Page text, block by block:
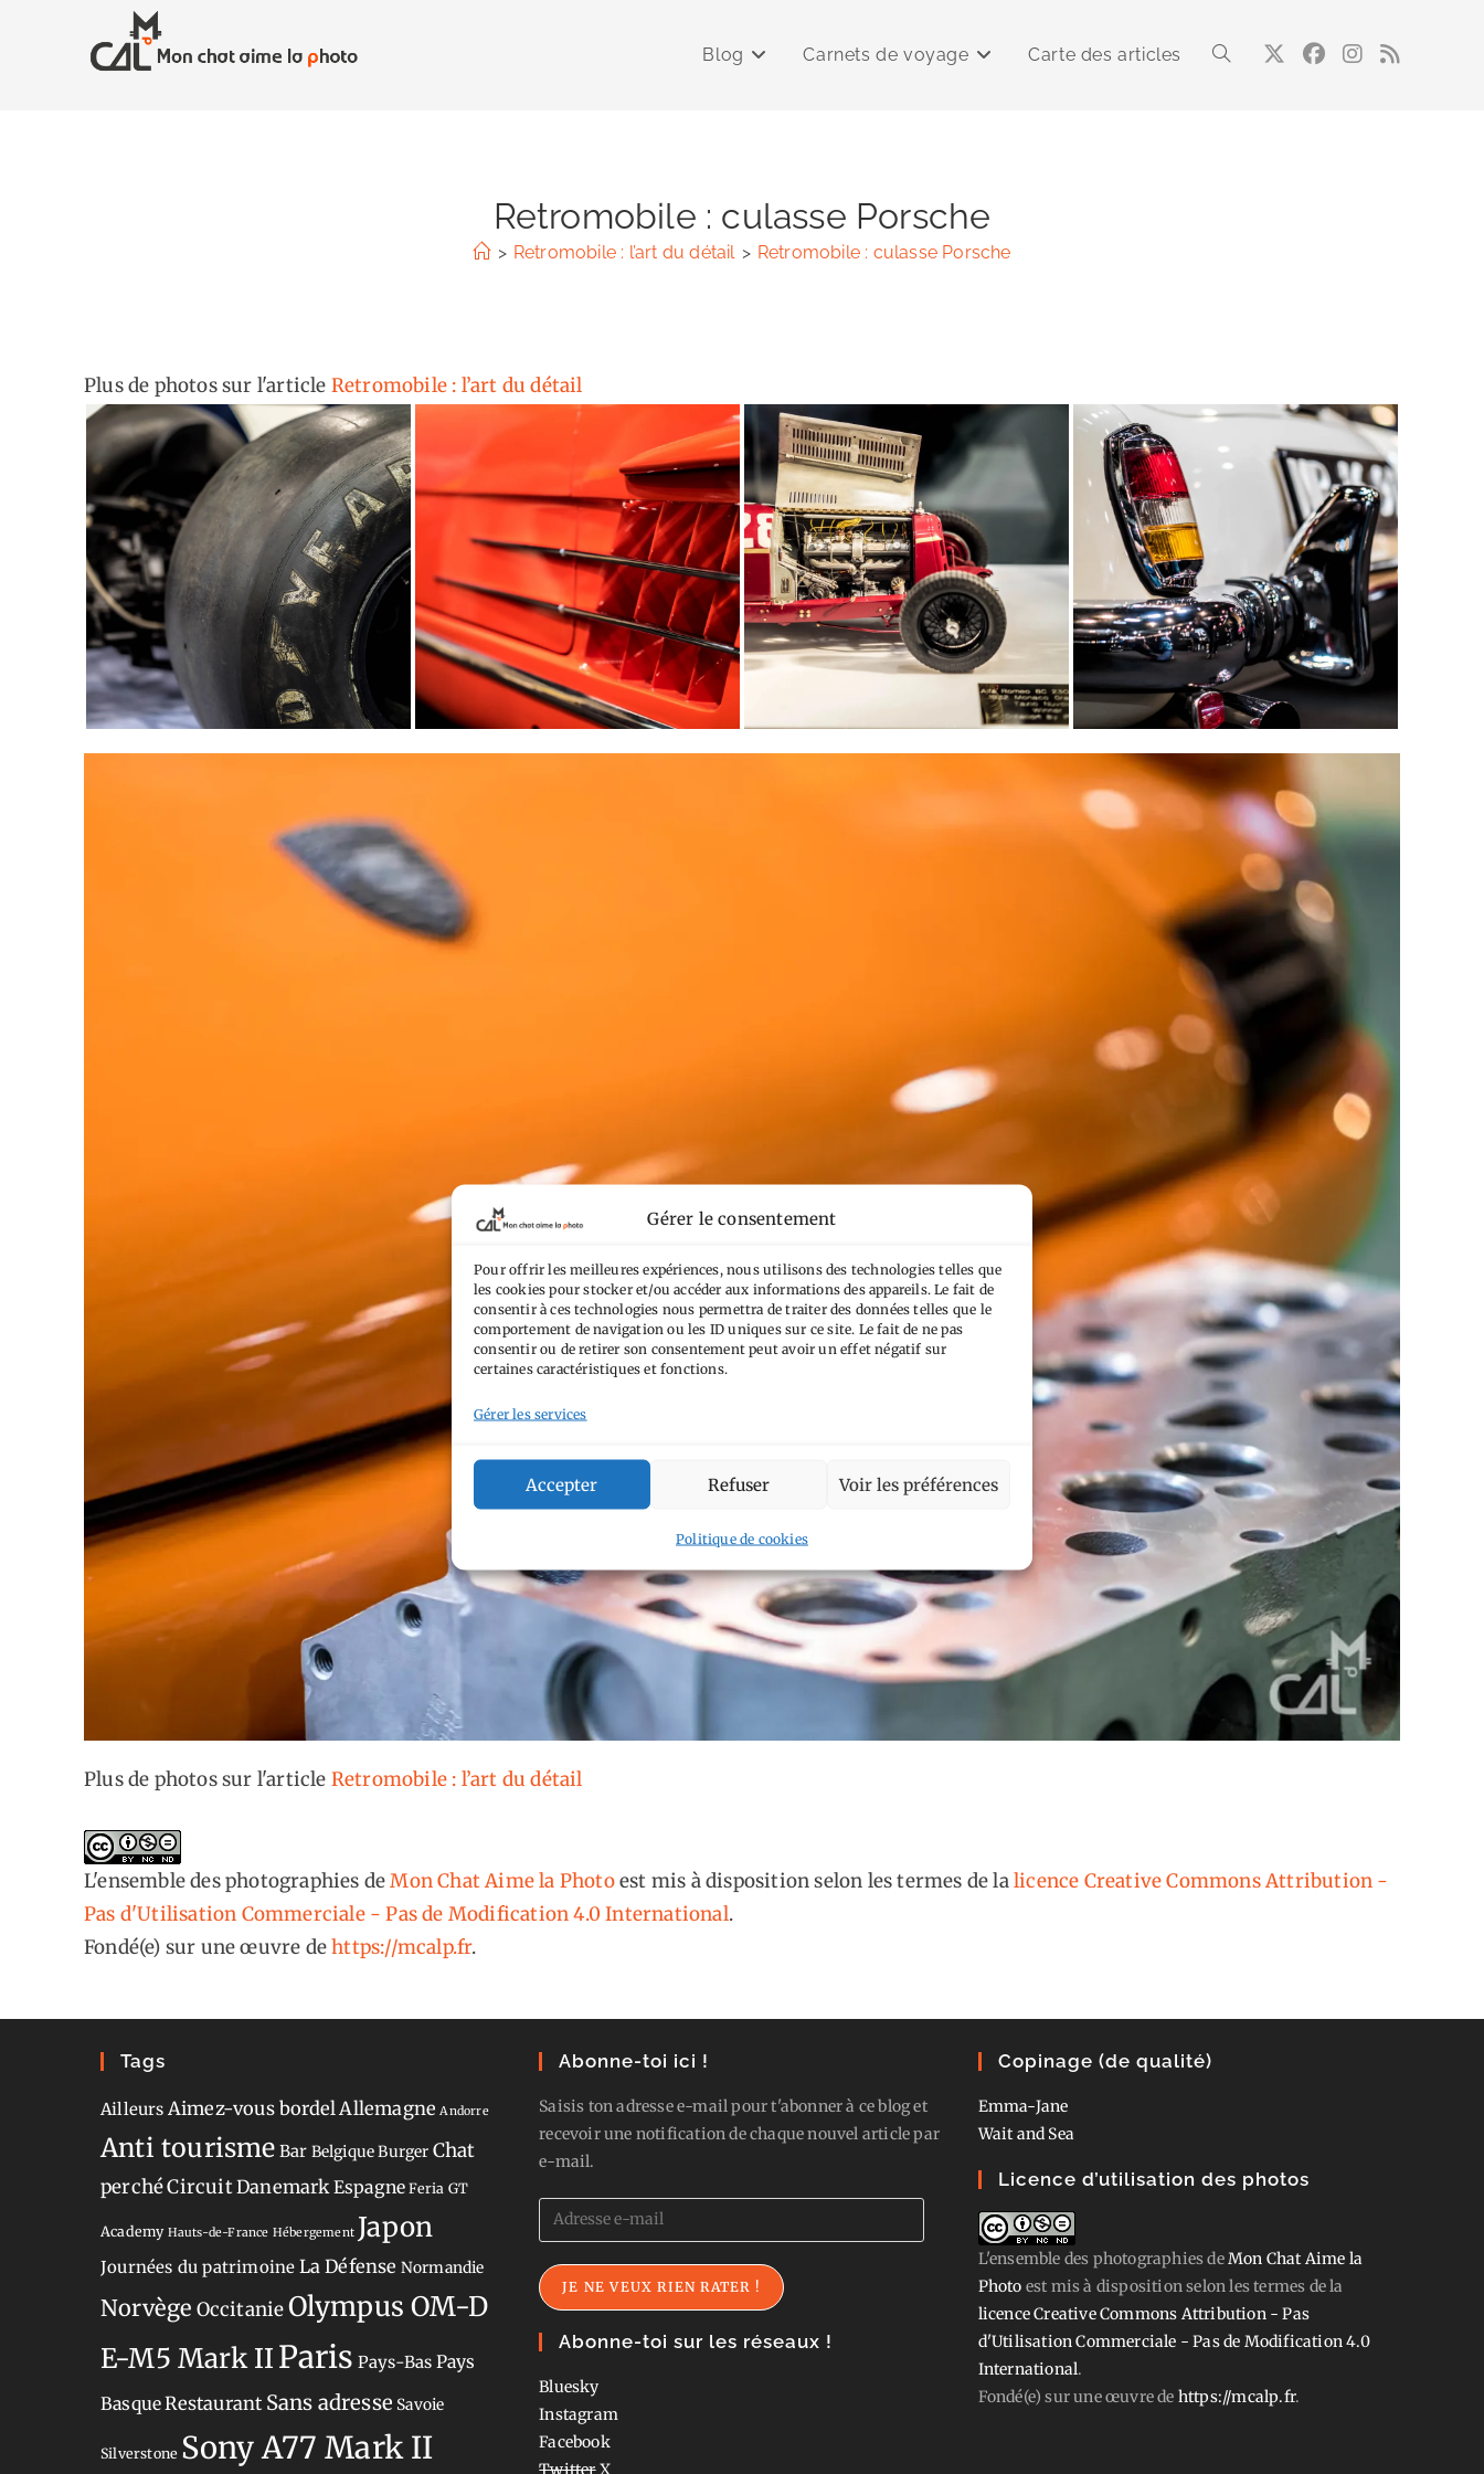
Gérer le consentement
Pour offrir les meilleures expériences, nous utilisons des technologies telles que
les cookies pour stocker et/ou accéder aux informations des appareils. Le fait de
consentir à ces technologies nous permettra de traiter des données telles que le
comportement de navigation ou les ID uniques sur ce site. Le fait de ne pas
consentir ou de retirer son consentement peut avoir un effet négatif sur
certaines caractéristiques et fonctions.
Gérer les services
Accepter Refuser Voir les préférences
Politique de cookies
Blog Carnets de voyage Carte des articles Toggle
Retromobile : culasse Porsche
> Retromobile : l’art du détail > Retromobile : culasse Porsche
Plus de photos sur l'article Retromobile : l’art du détail
Plus de photos sur l'article Retromobile : l’art du détail
L'ensemble des photographies deMon Chat Aime la Photoest mis à disposition selon les termes de lalicence Creative Commons Attribution -
Pas d'Utilisation Commerciale - Pas de Modification 4.0 International.
Fondé(e) sur une œuvre dehttps://mcalp.fr.
Tags
Ailleurs Aimez-vous bordel Allemagne Andorre
Anti tourisme Bar BelgiqueBurger Chat
perchéCircuitDanemark Espagne Feria GT
Academy Hauts-de-France Hébergement Japon
Journées du patrimoine La Défense Normandie
Norvège OccitanieOlympus OM-D
E-M5 Mark IIParis Pays-Bas Pays
BasqueRestaurant Sans adresse Savoie
Silverstone Sony A77 Mark II
Abonne-toi ici !
Saisis ton adresse e-mail pour t'abonner à ce blog et
recevoir une notification de chaque nouvel article par
e-mail.
Adresse
e-
mail
JE NE VEUX RIEN RATER !
Abonne-toi sur les réseaux !
Bluesky
Instagram
Facebook
TwitterX
Copinage (de qualité)
Emma-Jane
Wait and Sea
Licence d’utilisation des photos
L'ensemble des photographiesdeMon Chat Aime la
Photo est mis à disposition selon les termes de la
licence Creative Commons Attribution - Pas
d'Utilisation Commerciale - Pas de Modification 4.0
International.
Fondé(e) sur une œuvre de https://mcalp.fr.